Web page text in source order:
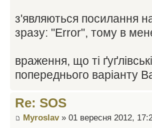
з'являються посилання
зразу: "Error", тому в
враження, що ті
попереднього варіанту
Re: SOS
Myroslav» 01 вересня 2012,